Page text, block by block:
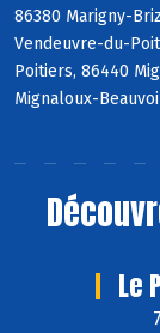
86380 Marigny-
Vendeuvre-du-
Poitiers, 86440
Mignaloux-
Le